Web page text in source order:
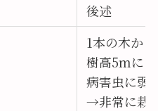
後述
1本の木か
樹高5mに
病害虫に弱
→非常に栽